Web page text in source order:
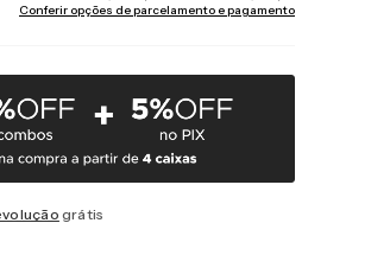
Conferir opções de parcelamento e pagamento
grátis